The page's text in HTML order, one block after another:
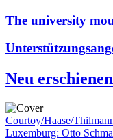
The university
Neu erschienen
Courtoy/Haase/
Luxemburg: Otto